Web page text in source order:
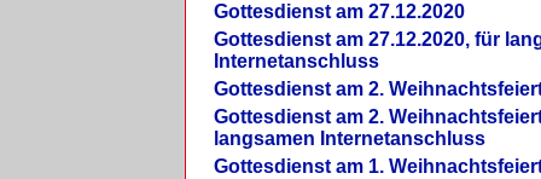
Gottesdienst am 27.12.2020
Gottesdienst am 27.12.2020, für
Internetanschluss
Gottesdienst am 2.
Gottesdienst am 2.
langsamen Internetanschluss
Gottesdienst am 1.